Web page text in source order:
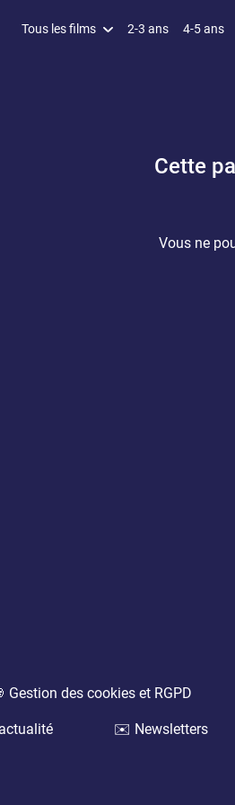
Tous les films 2-3 ans 4-5 ans
Cette
Vous ne
Gestion des cookies et RGPD
✉️ Newsletters